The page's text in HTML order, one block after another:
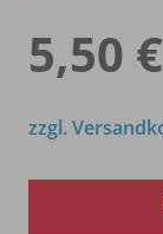
5,50 €
zzgl.